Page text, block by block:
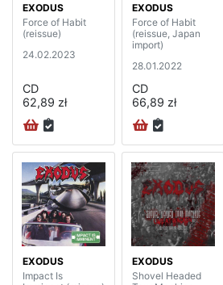
EXODUS
Force of Habit
(reissue)
24.02.2023
CD
62,89 zł
EXODUS
Force of Habit
(reissue, Japan
import)
28.01.2022
CD
66,89 zł
EXODUS
Impact Is
EXODUS
Shovel Headed